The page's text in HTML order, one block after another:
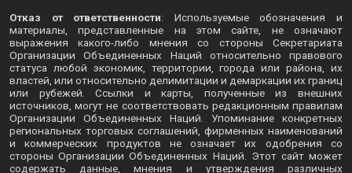
Отказ от ответственности: Используемые обозначения и
материалы, представленные на этом сайте, не означают
выражения какого-либо мнения со стороны Секретариата
Организации Объединенных Наций относительно правового
статуса любой экономик, территории, города или района, их
властей, или относительно делимитации и демаркации их границ
или рубежей. Ссылки и карты, полученные из внешних
источников, могут не соответствовать редакционным правилам
Организации Объединенных Наций. Упоминание конкретных
региональных торговых соглашений, фирменных наименований
и коммерческих продуктов не означает их одобрения со
стороны Организации Объединенных Наций. Этот сайт может
содержать данные, мнения и утверждения различных